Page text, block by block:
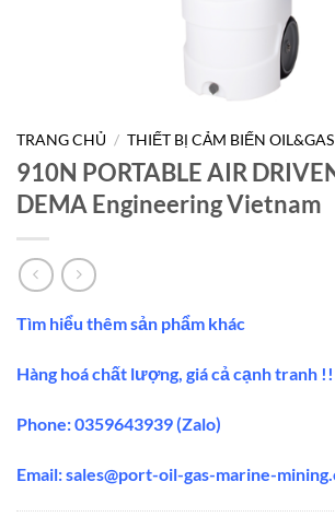
TRANG CHỦ / THIẾT BỊ CẢM BIẾN OIL&GAS
910N PORTABLE AIR
DEMA Engineering Vietnam
Tìm hiểu thêm sản phẩm khác
Hàng hoá chất lượng, giá cả cạnh tranh
Phone: 0359643939 (Zalo)
Email: sales@port-oil-gas-marine-